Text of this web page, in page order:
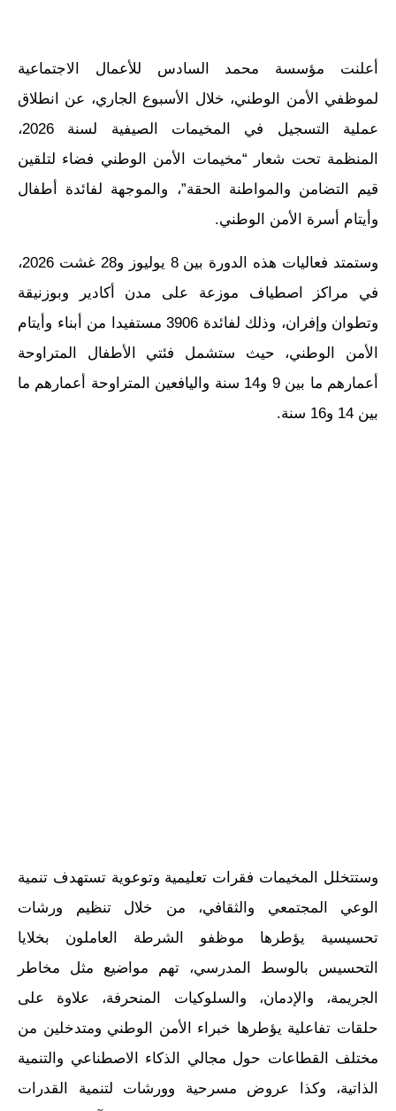
أعلنت مؤسسة محمد السادس للأعمال الاجتماعية
لموظفي الأمن الوطني، خلال الأسبوع الجاري، عن انطلاق
عملية التسجيل في المخيمات الصيفية لسنة 2026،
المنظمة تحت شعار “مخيمات الأمن الوطني فضاء لتلقين
قيم التضامن والمواطنة الحقة”، والموجهة لفائدة أطفال
وأيتام أسرة الأمن الوطني.
وستمتد فعاليات هذه الدورة بين 8 يوليوز و28 غشت 2026،
في مراكز اصطياف موزعة على مدن أكادير وبوزنيقة
وتطوان وإفران، وذلك لفائدة 3906 مستفيدا من أبناء وأيتام
الأمن الوطني، حيث ستشمل فئتي الأطفال المتراوحة
أعمارهم ما بين 9 و14 سنة واليافعين المتراوحة أعمارهم ما
بين 14 و16 سنة.
وستتخلل المخيمات فقرات تعليمية وتوعوية تستهدف تنمية
الوعي المجتمعي والثقافي، من خلال تنظيم ورشات
تحسيسية يؤطرها موظفو الشرطة العاملون بخلايا
التحسيس بالوسط المدرسي، تهم مواضيع مثل مخاطر
الجريمة، والإدمان، والسلوكيات المنحرفة، علاوة على
حلقات تفاعلية يؤطرها خبراء الأمن الوطني ومتدخلين من
مختلف القطاعات حول مجالي الذكاء الاصطناعي والتنمية
الذاتية، وكذا عروض مسرحية وورشات لتنمية القدرات